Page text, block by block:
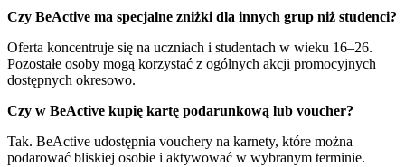
Czy BeActive ma specjalne zniżki dla innych grup niż studenci?
Oferta koncentruje się na uczniach i studentach w wieku 16–26.
Pozostałe osoby mogą korzystać z ogólnych akcji promocyjnych
dostępnych okresowo.
Czy w BeActive kupię kartę podarunkową lub voucher?
Tak. BeActive udostępnia vouchery na karnety, które można
podarować bliskiej osobie i aktywować w wybranym terminie.